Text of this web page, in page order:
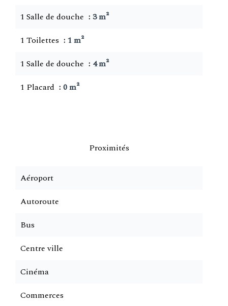
1 Salle de douche
3 m²
1 Toilettes
1 m²
1 Salle de douche
4 m²
1 Placard
0 m²
Proximités
Aéroport
Autoroute
Bus
Centre ville
Cinéma
Commerces